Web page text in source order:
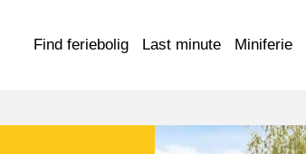
Find feriebolig Last minute Miniferie